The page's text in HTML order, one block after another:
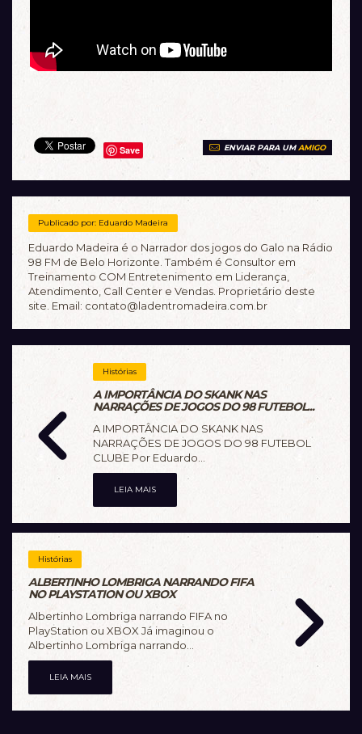
Save ENVIAR PARA UMAMIGO
Publicado por: Eduardo Madeira
Eduardo Madeira é o Narrador dos jogos do Galo na Rádio
98 FM de Belo Horizonte. Também é Consultor em
Treinamento COM Entretenimento em Liderança,
Atendimento, Call Center e Vendas. Proprietário deste
site. Email: contato@ladentromadeira.com.br
Histórias
A IMPORTÂNCIA DO SKANK NAS
NARRAÇÕES DE JOGOS DO 98 FUTEBOL...
A IMPORTÂNCIA DO SKANK NAS
NARRAÇÕES DE JOGOS DO 98 FUTEBOL
CLUBE Por Eduardo...
LEIA MAIS
Histórias
ALBERTINHO LOMBRIGA NARRANDO FIFA
NO PLAYSTATION OU XBOX
Albertinho Lombriga narrando FIFA no
PlayStation ou XBOX Já imaginou o
Albertinho Lombriga narrando...
LEIA MAIS